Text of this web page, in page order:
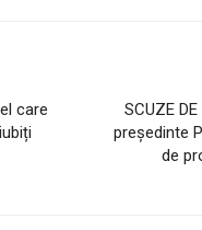
care
SCUZE
președinte
de